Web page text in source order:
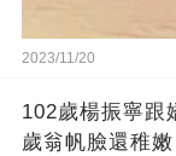
2023/11/20
102歲楊振寧跟
歲翁帆臉還稚嫩